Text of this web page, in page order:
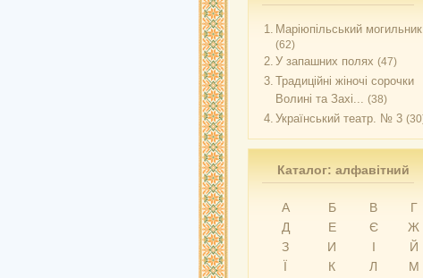
1. Маріюпільський
(62)
2. У запашних полях (47)
3. Традиційні жіночі сорочки
Волині та Захі... (38)
4. Український театр. № 3
Каталог: алфавітний
А Б В
Г
Д
Е Є
Ж
З
И І
Й
Ї
К Л
М